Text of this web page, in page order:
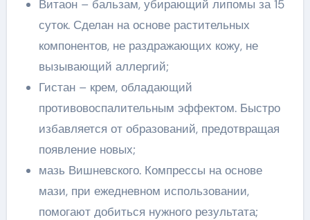
Витаон – бальзам, убирающий липомы за 15
суток. Сделан на основе растительных
компонентов, не раздражающих кожу, не
вызывающий аллергий;
Гистан – крем, обладающий
противовоспалительным эффектом. Быстро
избавляется от образований, предотвращая
появление новых;
мазь Вишневского. Компрессы на основе
мази, при ежедневном использовании,
помогают добиться нужного результата;